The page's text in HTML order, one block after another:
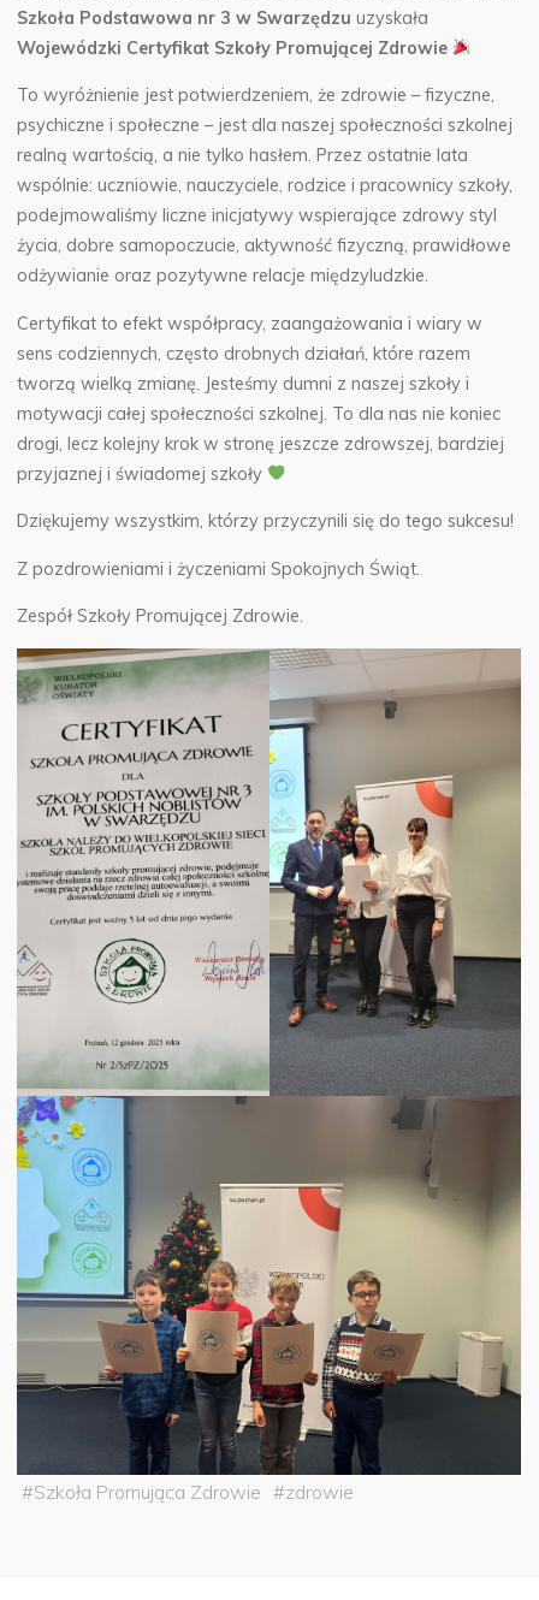
Szkoła Podstawowa nr 3 w Swarzędzu uzyskała
Wojewódzki Certyfikat Szkoły Promującej Zdrowie
To wyróżnienie jest potwierdzeniem, że zdrowie – fizyczne,
psychiczne i społeczne – jest dla naszej społeczności szkolnej
realną wartością, a nie tylko hasłem. Przez ostatnie lata
wspólnie: uczniowie, nauczyciele, rodzice i pracownicy szkoły,
podejmowaliśmy liczne inicjatywy wspierające zdrowy styl
życia, dobre samopoczucie, aktywność fizyczną, prawidłowe
odżywianie oraz pozytywne relacje międzyludzkie.
Certyfikat to efekt współpracy, zaangażowania i wiary w
sens codziennych, często drobnych działań, które razem
tworzą wielką zmianę. Jesteśmy dumni z naszej szkoły i
motywacji całej społeczności szkolnej. To dla nas nie koniec
drogi, lecz kolejny krok w stronę jeszcze zdrowszej, bardziej
przyjaznej i świadomej szkoły
Dziękujemy wszystkim, którzy przyczynili się do tego sukcesu!
Z pozdrowieniami i życzeniami Spokojnych Świąt.
Zespół Szkoły Promującej Zdrowie.
#Szkoła Promująca Zdrowie #zdrowie